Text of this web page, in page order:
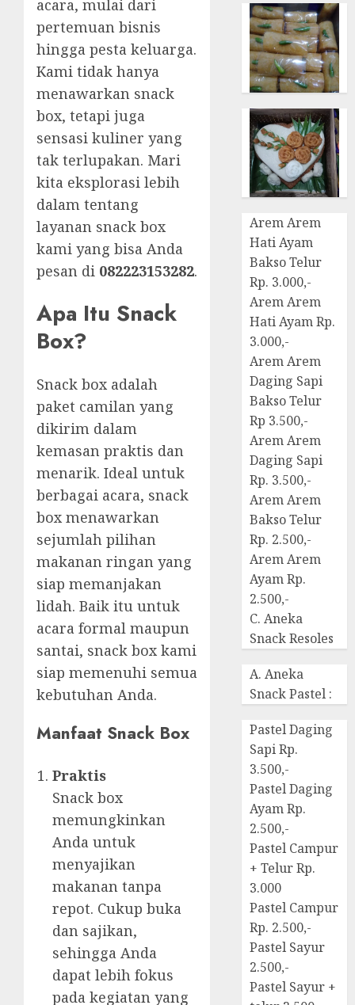
acara, mulai dari
pertemuan bisnis
hingga pesta keluarga.
Kami tidak hanya
menawarkan snack
box, tetapi juga
sensasi kuliner yang
tak terlupakan. Mari
kita eksplorasi lebih
dalam tentang
layanan snack box
kami yang bisa Anda
pesan di 082223153282.
Apa Itu Snack
Box?
Snack box adalah
paket camilan yang
dikirim dalam
kemasan praktis dan
menarik. Ideal untuk
berbagai acara, snack
box menawarkan
sejumlah pilihan
makanan ringan yang
siap memanjakan
lidah. Baik itu untuk
acara formal maupun
santai, snack box kami
siap memenuhi semua
kebutuhan Anda.
Manfaat Snack Box
Praktis
Snack box
memungkinkan
Anda untuk
menyajikan
makanan tanpa
repot. Cukup buka
dan sajikan,
sehingga Anda
dapat lebih fokus
pada kegiatan yang
Arem Arem
Hati Ayam
Bakso Telur
Rp. 3.000,-
Arem Arem
Hati Ayam Rp.
3.000,-
Arem Arem
Daging Sapi
Bakso Telur
Rp 3.500,-
Arem Arem
Daging Sapi
Rp. 3.500,-
Arem Arem
Bakso Telur
Rp. 2.500,-
Arem Arem
Ayam Rp.
2.500,-
C. Aneka
Snack Resoles
A. Aneka
Snack Pastel :
Pastel Daging
Sapi Rp.
3.500,-
Pastel Daging
Ayam Rp.
2.500,-
Pastel Campur
+ Telur Rp.
3.000
Pastel Campur
Rp. 2.500,-
Pastel Sayur
2.500,-
Pastel Sayur +